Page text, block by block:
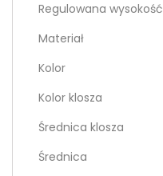
Regulowana wysokość
Materiał
Kolor
Kolor klosza
Średnica klosza
Średnica